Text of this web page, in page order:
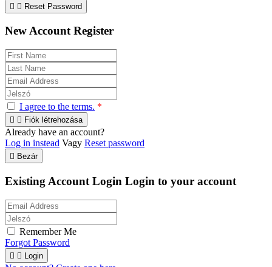
  Reset Password
New Account Register
I agree to the terms. *
  Fiók létrehozása
Already have an account?
Log in instead Vagy Reset password
 Bezár
Existing Account Login Login to your account
Remember Me
Forgot Password
  Login